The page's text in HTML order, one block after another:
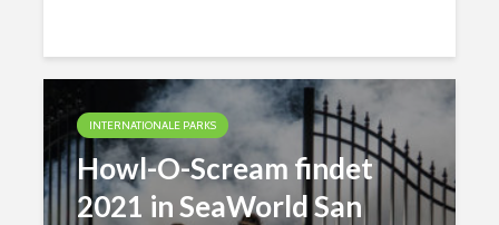
INTERNATIONALE PARKS
Howl-O-Scream findet
2021 in SeaWorld San